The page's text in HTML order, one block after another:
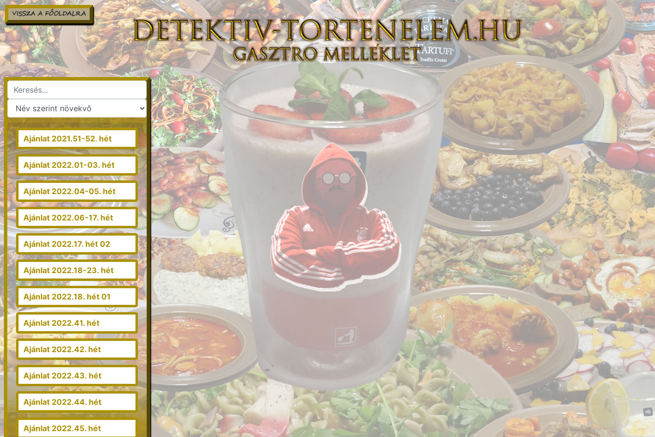
Ajánlat 2021.51-52. hét
Ajánlat 2022.01-03. hét
Ajánlat 2022.04-05. hét
Ajánlat 2022.06-17. hét
Ajánlat 2022.17. hét 02
Ajánlat 2022.18-23. hét
Ajánlat 2022.18. hét 01
Ajánlat 2022.41. hét
Ajánlat 2022.42. hét
Ajánlat 2022.43. hét
Ajánlat 2022.44. hét
Ajánlat 2022.45. hét
VISSZA A FŐOLDALRA